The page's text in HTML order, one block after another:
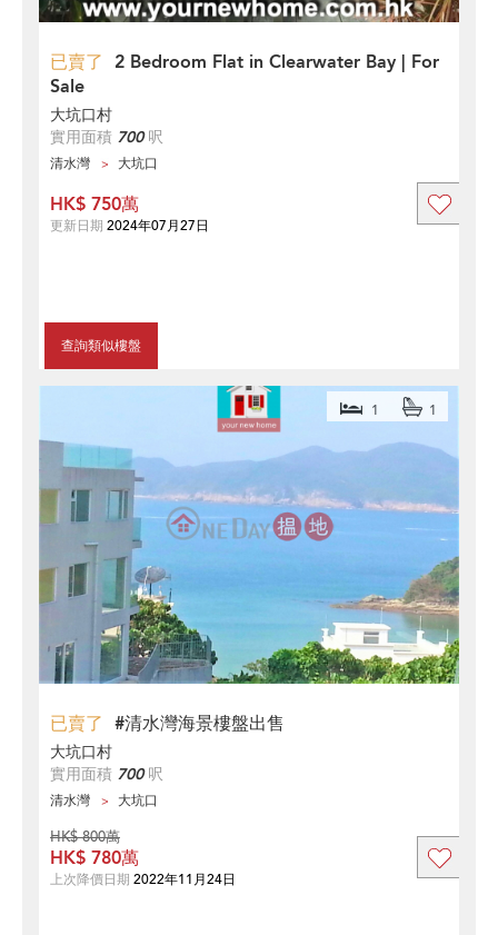
已賣了 2 Bedroom Flat in Clearwater Bay | For
Sale
大坑口村
實用面積 700呎
清水灣 大坑口
查詢類似樓盤
HK$ 750萬
更新日期 2024年07月27日
已賣了 #清水灣海景樓盤出售
1 1
大坑口村
實用面積 700呎
清水灣 大坑口
HK$ 800萬
HK$ 780萬
上次降價日期 2022年11月24日